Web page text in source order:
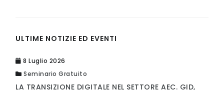
ULTIME NOTIZIE ED EVENTI
8 Luglio 2026
Seminario Gratuito
LA TRANSIZIONE DIGITALE NEL SETTORE AEC. GID,